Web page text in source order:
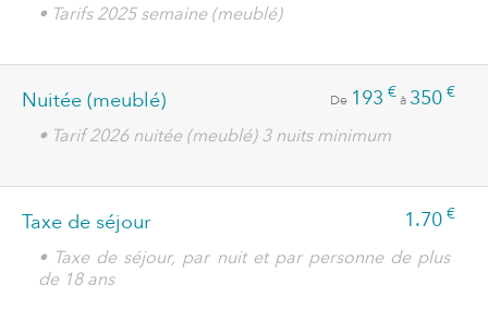
• Tarifs 2025 semaine (meublé)
Nuitée (meublé) De 193 €à 350 €
• Tarif 2026 nuitée (meublé) 3 nuits minimum
Taxe de séjour 1.70 €
• Taxe de séjour, par nuit et par personne de plus
de 18 ans